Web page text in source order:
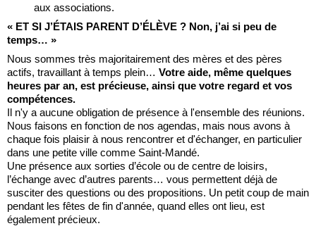
aux associations.
« ET SI J’ÉTAIS PARENT D’ÉLÈVE ? Non, j’ai si peu de
temps… »
Nous sommes très majoritairement des mères et des pères
actifs, travaillant à temps plein… Votre aide, même quelques
heures par an, est précieuse, ainsi que votre regard et vos
compétences.
Il n'y a aucune obligation de présence à l'ensemble des réunions.
Nous faisons en fonction de nos agendas, mais nous avons à
chaque fois plaisir à nous rencontrer et d'échanger, en particulier
dans une petite ville comme Saint-Mandé.
Une présence aux sorties d’école ou de centre de loisirs,
l’échange avec d’autres parents… vous permettent déjà de
susciter des questions ou des propositions. Un petit coup de main
pendant les fêtes de fin d'année, quand elles ont lieu, est
également précieux.